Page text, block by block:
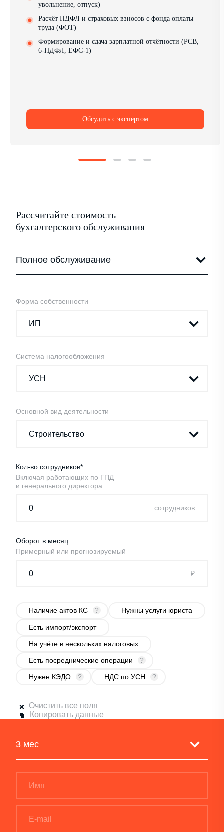
увольнение, отпуск)
Расчёт НДФЛ и страховых взносов с фонда оплаты
труда (ФОТ)
Формирование и сдача зарплатной отчётности (РСВ,
6-НДФЛ, ЕФС-1)
Обсудить с экспертом
Рассчитайте стоимость
бухгалтерского обслуживания
Форма собственности
Система налогообложения
Основной вид деятельности
Кол-во сотрудников*
Включая работающих по ГПД
и генерального директора
cотрудников
Оборот в месяц
Примерный или прогнозируемый
₽
Наличие актов КС ? Нужны услуги юриста
Есть импорт/экспорт
На учёте в нескольких налоговых
Есть посреднические операции ?
Нужен КЭДО ? НДС по УСН ?
Очистить все поля
Копировать данные